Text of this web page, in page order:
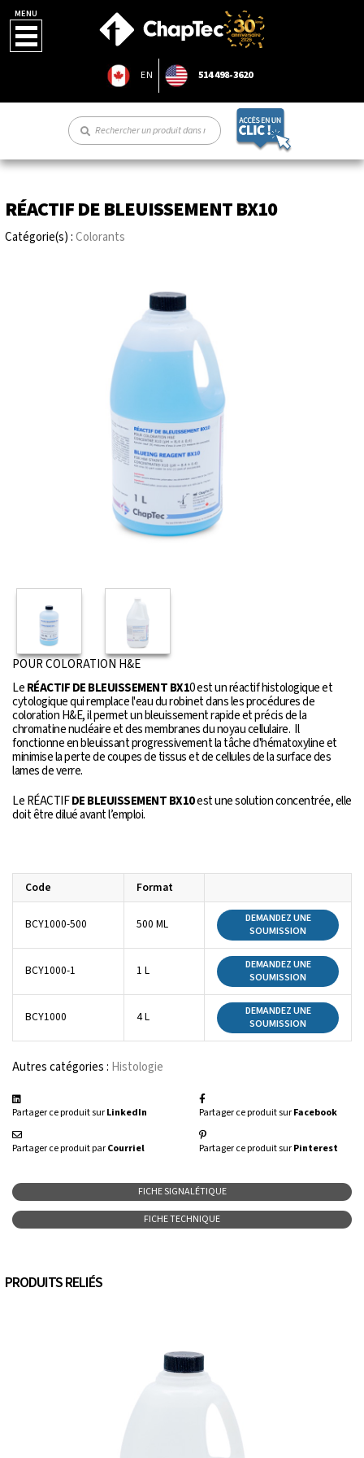
MENU
EN 514 498-3620
RÉACTIF DE BLEUISSEMENT BX10
Catégorie(s) :Colorants
POUR COLORATION H&E
LeRÉACTIF DE BLEUISSEMENT BX10 est un réactif histologique et
cytologique qui remplace l'eau du robinet dans les procédures de
coloration H&E, il permet un bleuissement rapide et précis de la
chromatine nucléaire et des membranes du noyau cellulaire. Il
fonctionne en bleuissant progressivement la tâche d'hématoxyline et
minimise la perte de coupes de tissus et de cellules de la surface des
lames de verre.
Le RÉACTIFDE BLEUISSEMENT BX10est une solution concentrée, elle
doit être dilué avant l’emploi.
Code Format
BCY1000-500 500 ML
DEMANDEZ UNE
SOUMISSION
BCY1000-1 1 L
DEMANDEZ UNE
SOUMISSION
BCY1000 4 L
DEMANDEZ UNE
SOUMISSION
Autres catégories : Histologie
Partager ce produit surLinkedIn
Partager ce produit parCourriel
Partager ce produit surFacebook
Partager ce produit surPinterest
FICHE SIGNALÉTIQUE
FICHE TECHNIQUE
PRODUITS RELIÉS